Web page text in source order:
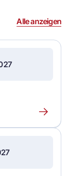
Alle anzeigen
Erfahre
mehr